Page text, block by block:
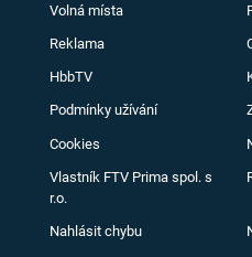
Volná místa
Reklama
HbbTV
Podmínky užívání
Cookies
Vlastník FTV Prima spol. s
r.o.
Nahlásit chybu